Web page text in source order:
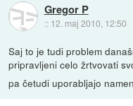
Gregor P
:: 12. maj 2010, 12:50
Saj to je tudi problem
pripravljeni celo žrtvovati
pa četudi uporabljajo